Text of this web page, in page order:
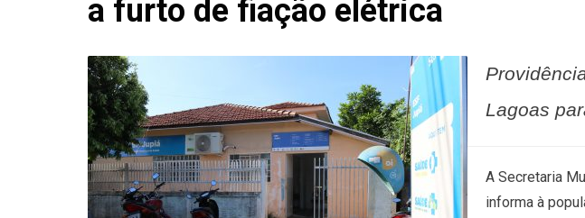
a furto de fiação elétrica
Lagoas
A Secretaria
informa à